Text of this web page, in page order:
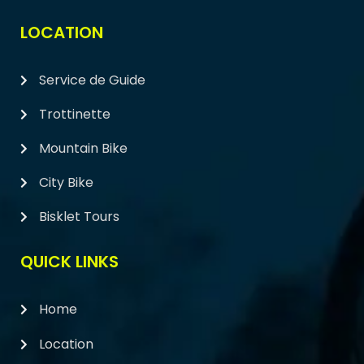
LOCATION
Service de Guide
Trottinette
Mountain Bike
City Bike
Bisklet Tours
QUICK LINKS
Home
Location